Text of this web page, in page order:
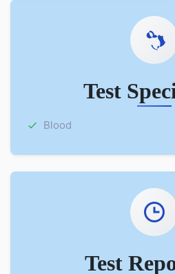
Test
Blood
Test